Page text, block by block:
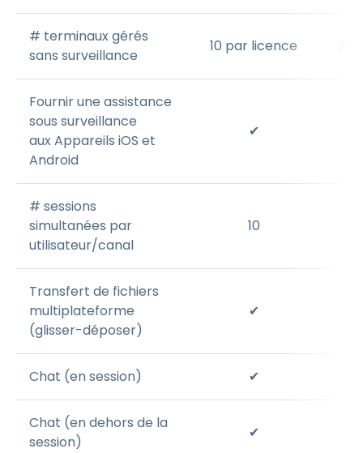
# terminaux gérés
sans surveillance
10 par licence
Fournir une assistance
sous surveillance
aux Appareils iOS et
Android
✔
# sessions
simultanées par
utilisateur/canal
10
Transfert de fichiers
multiplateforme
(glisser-déposer)
✔
Chat (en session) ✔
Chat (en dehors de la
session)
✔